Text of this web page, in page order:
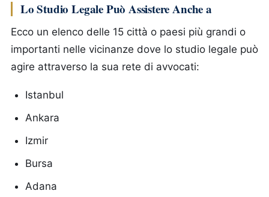
Lo Studio Legale Può Assistere Anche a
Ecco un elenco delle 15 città o paesi più grandi o
importanti nelle vicinanze dove lo studio legale può
agire attraverso la sua rete di avvocati:
Istanbul
Ankara
Izmir
Bursa
Adana